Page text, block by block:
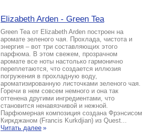
Elizabeth Arden - Green Tea
Green Tea от Elizabeth Arden построен на
аромате зеленого чая. Прохлада, чистота и
энергия – вот три составляющих этого
парфюма. В этом свежем, прозрачном
аромате все ноты настолько гармонично
переплетаются, что создается иллюзия
погружения в прохладную воду,
ароматизированную листочками зеленого чая.
Горечи в нем совсем немного и она так
оттенена другими ингредиентами, что
становится ненавязчивой и нежной.
Парфюмерная композиция создана Фрэнсисом
Киркджаном (Francis Kurkdjian) из Quest...
Читать далее »